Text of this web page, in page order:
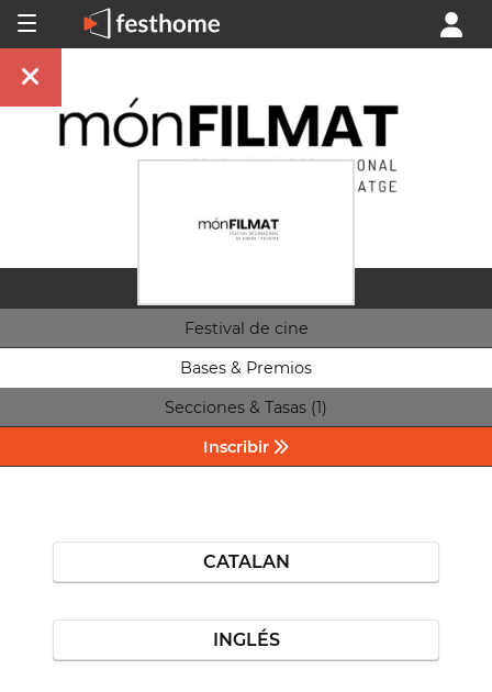
Festival de cine
Bases & Premios
Secciones & Tasas (1)
Inscribir
CATALAN
INGLÉS